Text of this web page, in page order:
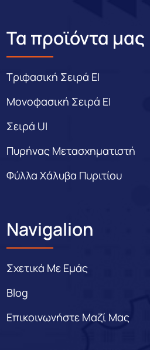
Τα προϊόντα μας
Τριφασική Σειρά EI
Μονοφασική Σειρά EI
Σειρά UI
Πυρήνας Μετασχηματιστή
Φύλλα Χάλυβα Πυριτίου
Navigalion
Σχετικά Με Εμάς
Blog
Επικοινωνήστε Μαζί Μας